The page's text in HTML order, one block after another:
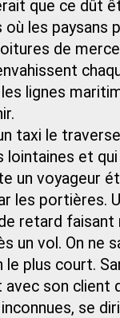
que ce dût
où les
de
lignes
taxi le
lointaines et
un voyageur
les portières.
retard faisant
un vol. On ne
le plus court.
avec son client
se